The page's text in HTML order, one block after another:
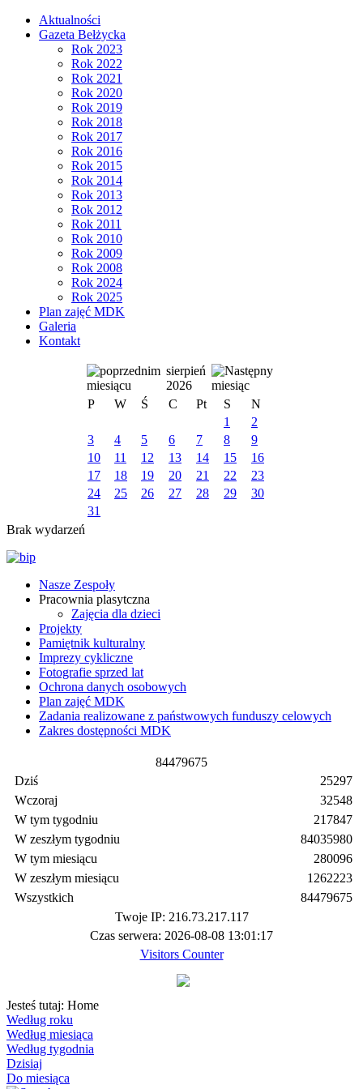
Aktualności
Gazeta Bełżycka
Rok 2023
Rok 2022
Rok 2021
Rok 2020
Rok 2019
Rok 2018
Rok 2017
Rok 2016
Rok 2015
Rok 2014
Rok 2013
Rok 2012
Rok 2011
Rok 2010
Rok 2009
Rok 2008
Rok 2024
Rok 2025
Plan zajęć MDK
Galeria
Kontakt
sierpień
2026
P
W Ś C Pt S
N
1
2
3
4 5 6 7 8
9
10
11 12 13 14 15
16
17
18 19 20 21 22
23
24
25 26 27 28 29
30
31
Brak wydarzeń
Nasze Zespoły
Pracownia plasytczna
Zajęcia dla dzieci
Projekty
Pamiętnik kulturalny
Imprezy cykliczne
Fotografie sprzed lat
Ochrona danych osobowych
Plan zajęć MDK
Zadania realizowane z państwowych funduszy celowych
Zakres dostępności MDK
84479675
Dziś
Wczoraj
W tym tygodniu
W zeszłym tygodniu
W tym miesiącu
W zeszłym miesiącu
Wszystkich
25297
32548
217847
84035980
280096
1262223
84479675
Twoje IP: 216.73.217.117
Czas serwera: 2026-08-08 13:01:17
Visitors Counter
Jesteś tutaj: Home
Według roku
Według miesiąca
Według tygodnia
Dzisiaj
Do miesiąca